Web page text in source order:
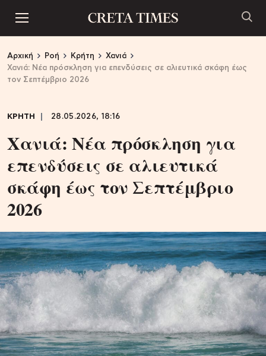
Αρχική Ροή Κρήτη
Χανιά
Χανιά: Νέα πρόσκληση για επενδύσεις σε αλιευτικά σκάφη έως
τον Σεπτέμβριο 2026
ΚΡΗΤΗ 28.05.2026, 18:16
Χανιά: Νέα πρόσκληση για
επενδύσεις σε αλιευτικά
σκάφη έως τον Σεπτέμβριο
2026